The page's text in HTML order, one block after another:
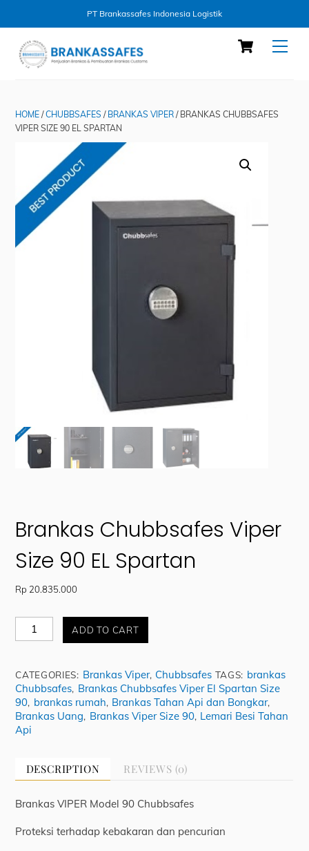
PT Brankassafes Indonesia Logistik
content
Cart
HOME /CHUBBSAFES / BRANKAS VIPER / BRANKAS CHUBBSAFES
VIPER SIZE 90 EL SPARTAN
Brankas Chubbsafes Viper
Size 90 EL Spartan
Rp 20.835.000
Brankas
Chubbsafes
90
EL
Spartan
quantity
ADD TO CART
CATEGORIES: Brankas Viper, Chubbsafes TAGS: brankas
Chubbsafes, Brankas Chubbsafes Viper El Spartan Size
90, brankas rumah, Brankas Tahan Api dan Bongkar,
Brankas Uang, Brankas Viper Size 90, Lemari Besi Tahan
Api
DESCRIPTION REVIEWS (0)
Brankas VIPER Model 90 Chubbsafes
Proteksi terhadap kebakaran dan pencurian